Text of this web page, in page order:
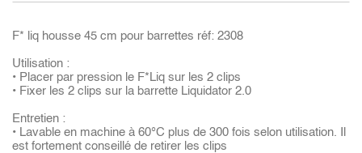
F* liq housse 45 cm pour barrettes réf: 2308
Utilisation :
• Placer par pression le F*Liq sur les 2 clips
• Fixer les 2 clips sur la barrette Liquidator 2.0
Entretien :
• Lavable en machine à 60°C plus de 300 fois selon utilisation. Il
est fortement conseillé de retirer les clips